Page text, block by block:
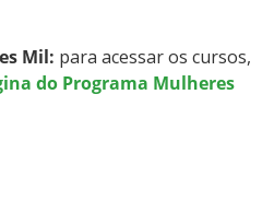
Mil: para acessar os cursos,
do Programa Mulheres